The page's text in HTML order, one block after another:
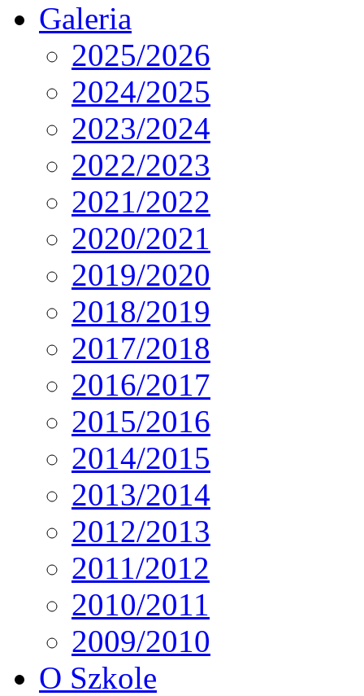
Galeria
2025/2026
2024/2025
2023/2024
2022/2023
2021/2022
2020/2021
2019/2020
2018/2019
2017/2018
2016/2017
2015/2016
2014/2015
2013/2014
2012/2013
2011/2012
2010/2011
2009/2010
O Szkole